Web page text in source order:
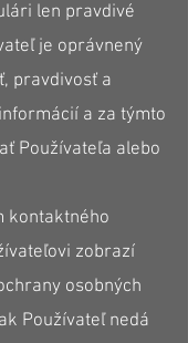
len pravdivé
je oprávnený
pravdivosť a
a za týmto
Používateľa alebo
kontaktného
zobrazí
osobných
Používateľ nedá